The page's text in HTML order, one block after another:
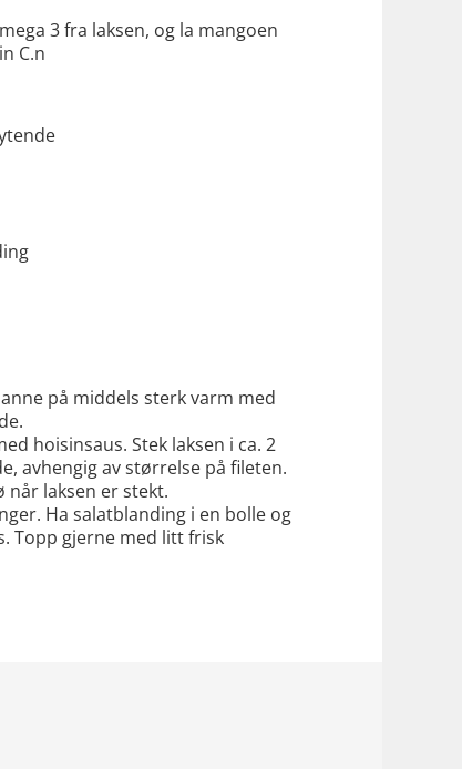
3 fra laksen, og la mangoen
C.n
på middels sterk varm med
hoisinsaus. Stek laksen i ca. 2
avhengig av størrelse på fileten.
når laksen er stekt.
Ha salatblanding i en bolle og
Topp gjerne med litt frisk